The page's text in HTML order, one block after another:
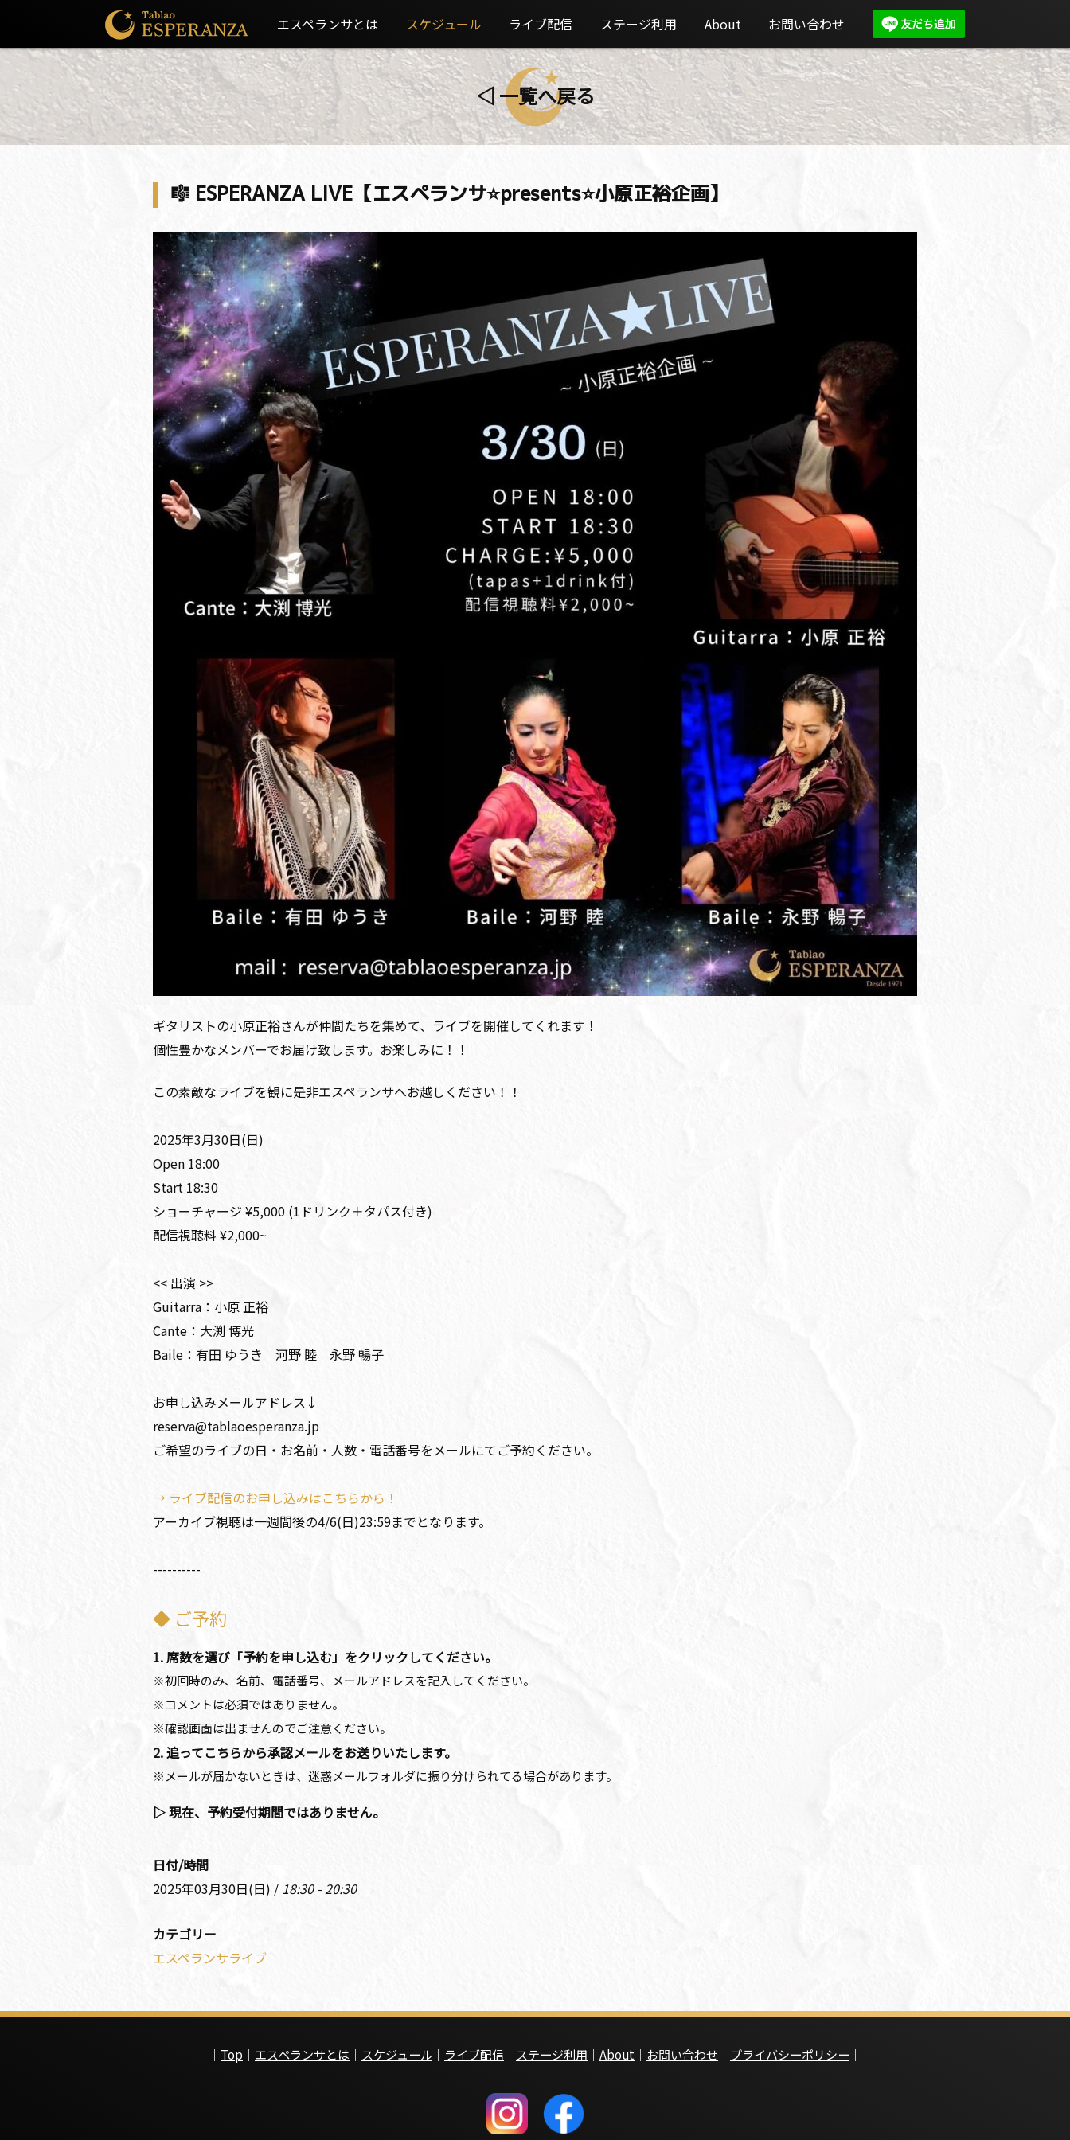
エスペランサとは スケジュール ライブ配信 ステージ利用 About お問い合わせ
◁ 一覧へ戻る
🎼 ESPERANZA LIVE【エスペランサ⭐️presents⭐️小原正裕企画】
ギタリストの小原正裕さんが仲間たちを集めて、ライブを開催してくれます！
個性豊かなメンバーでお届け致します。お楽しみに！！
この素敵なライブを観に是非エスペランサへお越しください！！
2025年3月30日(日)
Open 18:00
Start 18:30
ショーチャージ ¥5,000 (1ドリンク＋タパス付き)
配信視聴料 ¥2,000~
<< 出演 >>
Guitarra：小原 正裕
Cante：大渕 博光
Baile：有田 ゆうき 河野 睦 永野 暢子
お申し込みメールアドレス↓
reserva@tablaoesperanza.jp
ご希望のライブの日・お名前・人数・電話番号をメールにてご予約ください。
→ ライブ配信のお申し込みはこちらから！
アーカイブ視聴は一週間後の4/6(日)23:59までとなります。
----------
◆ ご予約
1. 席数を選び「予約を申し込む」をクリックしてください。
※初回時のみ、名前、電話番号、メールアドレスを記入してください。
※コメントは必須ではありません。
※確認画面は出ませんのでご注意ください。
2. 追ってこちらから承認メールをお送りいたします。
※メールが届かないときは、迷惑メールフォルダに振り分けられてる場合があります。
▷ 現在、予約受付期間ではありません。
日付/時間
2025年03月30日(日) / 18:30 - 20:30
カテゴリー
エスペランサライブ
｜ Top ｜ エスペランサとは ｜ スケジュール ｜ ライブ配信 ｜ ステージ利用 ｜ About ｜ お問い合わせ ｜ プライバシーポリシー ｜